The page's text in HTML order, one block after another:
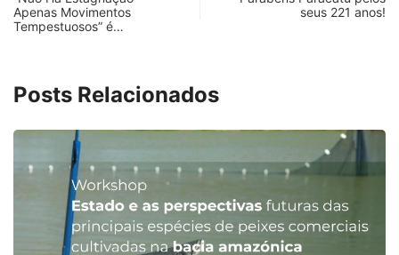
Apenas Movimentos
Tempestuosos” é…
seus 221 anos!
Posts Relacionados